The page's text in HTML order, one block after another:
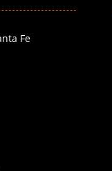
Fe